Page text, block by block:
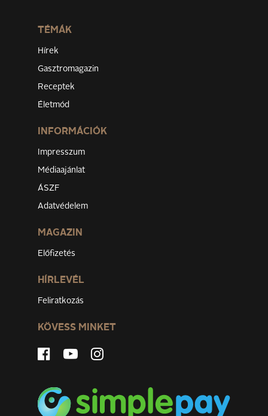
TÉMÁK
Hírek
Gasztromagazin
Receptek
Életmód
INFORMÁCIÓK
Impresszum
Médiaajánlat
ÁSZF
Adatvédelem
MAGAZIN
Előfizetés
HÍRLEVÉL
Feliratkozás
KÖVESS MINKET